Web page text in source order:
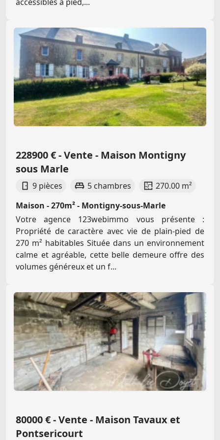
228900 € - Vente - Maison Montigny
sous Marle
9 pièces 5 chambres
270.00 m²
Maison - 270m² - Montigny-sous-Marle
Votre agence 123webimmo vous présente :
Propriété de caractère avec vie de plain-pied de
270 m² habitables Située dans un environnement
calme et agréable, cette belle demeure offre des
volumes généreux et un f...
80000 € - Vente - Maison Tavaux et
Pontsericourt